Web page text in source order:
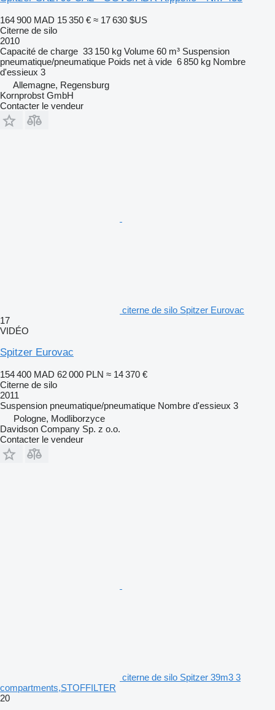
164 900 MAD 15 350 € ≈ 17 630 $US
Citerne de silo
2010
Capacité de charge 33 150 kg Volume 60 m³ Suspension
pneumatique/pneumatique Poids net à vide 6 850 kg Nombre
d'essieux 3
Allemagne, Regensburg
Kornprobst GmbH
Contacter le vendeur
citerne de silo Spitzer Eurovac
17
VIDÉO
Spitzer Eurovac
154 400 MAD 62 000 PLN ≈ 14 370 €
Citerne de silo
2011
Suspension pneumatique/pneumatique Nombre d'essieux 3
Pologne, Modliborzyce
Davidson Company Sp. z o.o.
Contacter le vendeur
citerne de silo Spitzer 39m3 3
compartments,STOFFILTER
20